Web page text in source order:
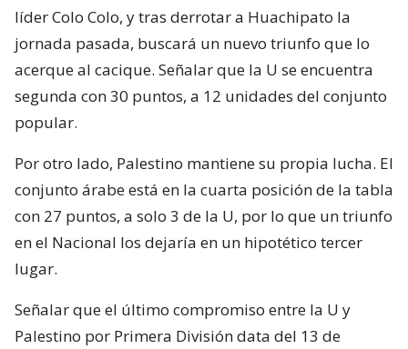
líder Colo Colo, y tras derrotar a Huachipato la
jornada pasada, buscará un nuevo triunfo que lo
acerque al cacique. Señalar que la U se encuentra
segunda con 30 puntos, a 12 unidades del conjunto
popular.
Por otro lado, Palestino mantiene su propia lucha. El
conjunto árabe está en la cuarta posición de la tabla
con 27 puntos, a solo 3 de la U, por lo que un triunfo
en el Nacional los dejaría en un hipotético tercer
lugar.
Señalar que el último compromiso entre la U y
Palestino por Primera División data del 13 de